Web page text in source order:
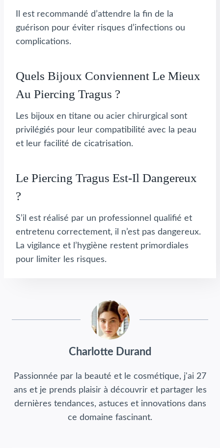
Il est recommandé d’attendre la fin de la
guérison pour éviter risques d’infections ou
complications.
Quels Bijoux Conviennent Le Mieux
Au Piercing Tragus ?
Les bijoux en titane ou acier chirurgical sont
privilégiés pour leur compatibilité avec la peau
et leur facilité de cicatrisation.
Le Piercing Tragus Est-Il Dangereux
?
S’il est réalisé par un professionnel qualifié et
entretenu correctement, il n’est pas dangereux.
La vigilance et l’hygiène restent primordiales
pour limiter les risques.
Charlotte Durand
Passionnée par la beauté et le cosmétique, j'ai 27
ans et je prends plaisir à découvrir et partager les
dernières tendances, astuces et innovations dans
ce domaine fascinant.